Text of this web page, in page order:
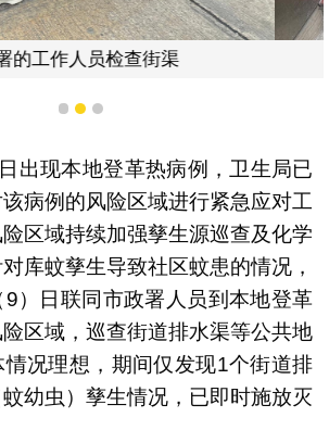
卫生局及市政署的工作人员检查街渠
1 2 3
出现本地登革热病例，卫生局已
病例的风险区域进行紧急应对工
区域持续加强孳生源巡查及化学
库蚊孳生导致社区蚊患的情况，
）日联同市政署人员到本地登革
区域，巡查街道排水渠等公共地
况理想，期间仅发现1个街道排
幼虫）孳生情况，已即时施放灭